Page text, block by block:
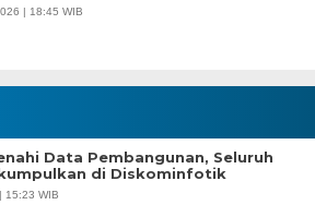
| 18:45 WIB
Data Pembangunan, Seluruh
di Diskominfotik
15:23 WIB